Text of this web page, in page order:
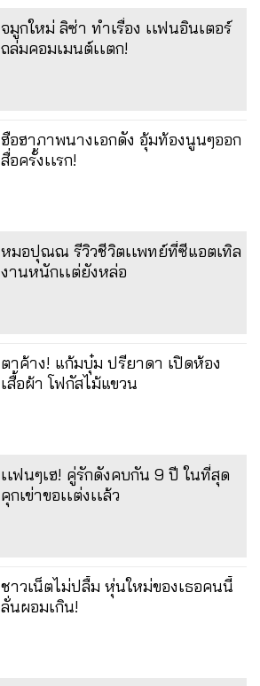
จมูกใหม่ ลิซ่า ทำเรื่อง เเฟนอินเตอร์
ถล่มคอมเมนต์เเตก!
ฮือฮาภาพนางเอกดัง อุ้มท้องนูนๆออก
สื่อครั้งเเรก!
หมอปุณณ รีวิวชีวิตเเพทย์ที่ซีแอตเทิล
งานหนักเเต่ยังหล่อ
ตาค้าง! แก้มบุ๋ม ปรียาดา เปิดห้อง
เสื้อผ้า โฟกัสไม้แขวน
เเฟนๆเฮ! คู่รักดังคบกัน 9 ปี ในที่สุด
คุกเข่าขอเเต่งเเล้ว
ชาวเน็ตไม่ปลื้ม หุ่นใหม่ของเธอคนนี้
ลั่นผอมเกิน!